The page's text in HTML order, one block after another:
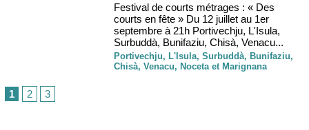
Festival de courts métrages : « Des
courts en fête » Du 12 juillet au 1er
septembre à 21h Portivechju, L'Isula,
Surbuddà, Bunifaziu, Chisà, Venacu...
Portivechju, L'Isula, Surbuddà, Bunifaziu,
Chisà, Venacu, Noceta et Marignana
1 2 3